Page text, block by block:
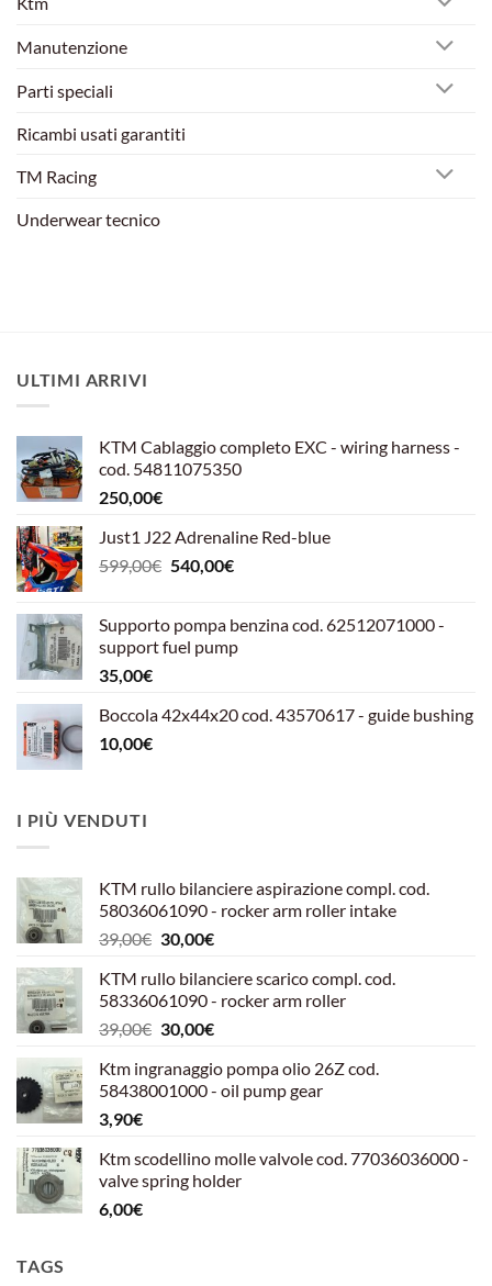
Manutenzione
Parti speciali
Ricambi usati garantiti
TM Racing
Underwear tecnico
ULTIMI ARRIVI
KTM Cablaggio completo EXC - wiring harness -
cod. 54811075350
250,00€
Just1 J22 Adrenaline Red-blue
599,00€ Il
era:
599,00€.
540,00€Il
è:
540,00€.
Supporto pompa benzina cod. 62512071000 -
support fuel pump
35,00€
Boccola 42x44x20 cod. 43570617 - guide bushing
10,00€
I PIÙ VENDUTI
KTM rullo bilanciere aspirazione compl. cod.
58036061090 - rocker arm roller intake
39,00€ Il
originale
era:
39,00€.
30,00€Il
attuale
è:
30,00€.
KTM rullo bilanciere scarico compl. cod.
58336061090 - rocker arm roller
39,00€ Il
originale
era:
30,00€Il
attuale
è:
Ktm ingranaggio pompa olio 26Z cod.
58438001000 - oil pump gear
3,90€
Ktm scodellino molle valvole cod. 77036036000 -
valve spring holder
6,00€
TAGS